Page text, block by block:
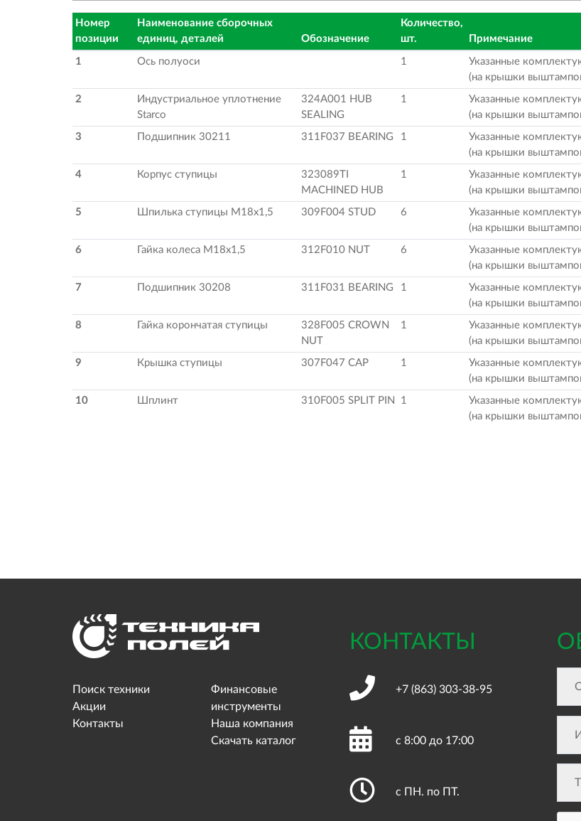
Номер
позиции
Наименование сборочных
единиц, деталей
Обозначение
Количество,
шт.
Примечание
1 Ось полуоси 1
Указанные
(на крышки
2
Индустриальное уплотнение
Starco
324A001 HUB
SEALING
1
Указанные
(на крышки
3 Подшипник 30211 311F037 BEARING 1
Указанные
(на крышки
4 Корпус ступицы
323089TI
MACHINED HUB
1
Указанные
(на крышки
5 Шпилька ступицы М18х1,5 309F004 STUD 6
Указанные
(на крышки
6 Гайка колеса М18х1,5 312F010 NUT 6
Указанные
(на крышки
7 Подшипник 30208 311F031 BEARING 1
Указанные
(на крышки
8 Гайка корончатая ступицы
328F005 CROWN
NUT
1
Указанные
(на крышки
9 Крышка ступицы 307F047 CAP 1
Указанные
(на крышки
10 Шплинт 310F005 SPLIT PIN 1
Указанные
(на крышки
Поиск техники
Акции
Контакты
Финансовые
инструменты
Наша компания
Скачать каталог
КОНТАКТЫ
+7 (863)303-38-95
с 8:00 до 17:00
с ПН. по ПТ.